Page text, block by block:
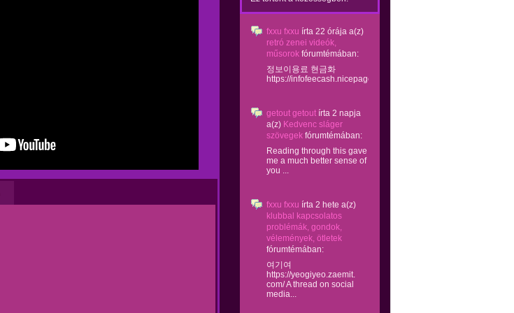
fxxu fxxu írta 22 órája a(z)
retró zenei videók,
műsorok fórumtémában:
정보이용료 현금화
https://infofeecash.nicepage...
getout getout írta 2 napja
a(z) Kedvenc sláger
szövegek fórumtémában:
Reading through this gave
me a much better sense of
you ...
fxxu fxxu írta 2 hete a(z)
klubbal kapcsolatos
problémák, gondok,
vélemények, ötletek
fórumtémában:
여기여
https://yeogiyeo.zaemit.
com/ A thread on social
media...